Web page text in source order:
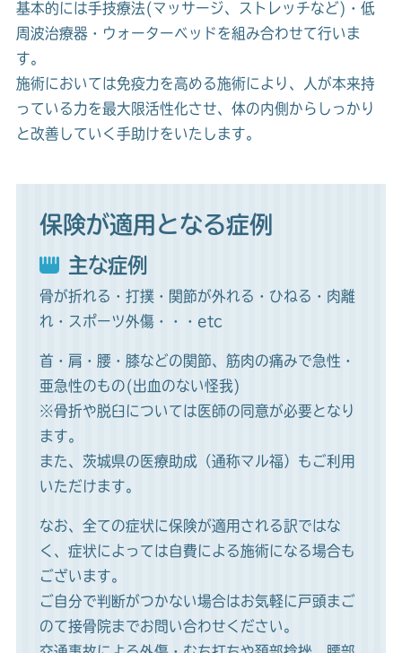
基本的には手技療法(マッサージ、ストレッチなど)・低
周波治療器・ウォーターベッドを組み合わせて行いま
す。
施術においては免疫力を高める施術により、人が本来持
っている力を最大限活性化させ、体の内側からしっかり
と改善していく手助けをいたします。
保険が適用となる症例
主な症例
骨が折れる・打撲・関節が外れる・ひねる・肉離
れ・スポーツ外傷・・・etc
首・肩・腰・膝などの関節、筋肉の痛みで急性・
亜急性のもの(出血のない怪我)
※骨折や脱臼については医師の同意が必要となり
ます。
また、茨城県の医療助成（通称マル福）もご利用
いただけます。
なお、全ての症状に保険が適用される訳ではな
く、症状によっては自費による施術になる場合も
ございます。
ご自分で判断がつかない場合はお気軽に戸頭まご
のて接骨院までお問い合わせください。